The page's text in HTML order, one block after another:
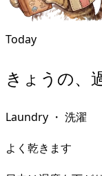
Today
きょうの、
Laundry ・ 洗濯
よく乾きます